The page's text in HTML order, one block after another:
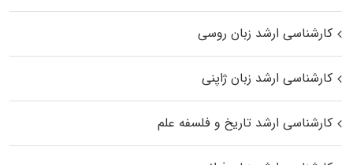
کارشناسی ارشد زبان روسی
کارشناسی ارشد زبان ژاپنی
کارشناسی ارشد تاریخ و فلسفه علم